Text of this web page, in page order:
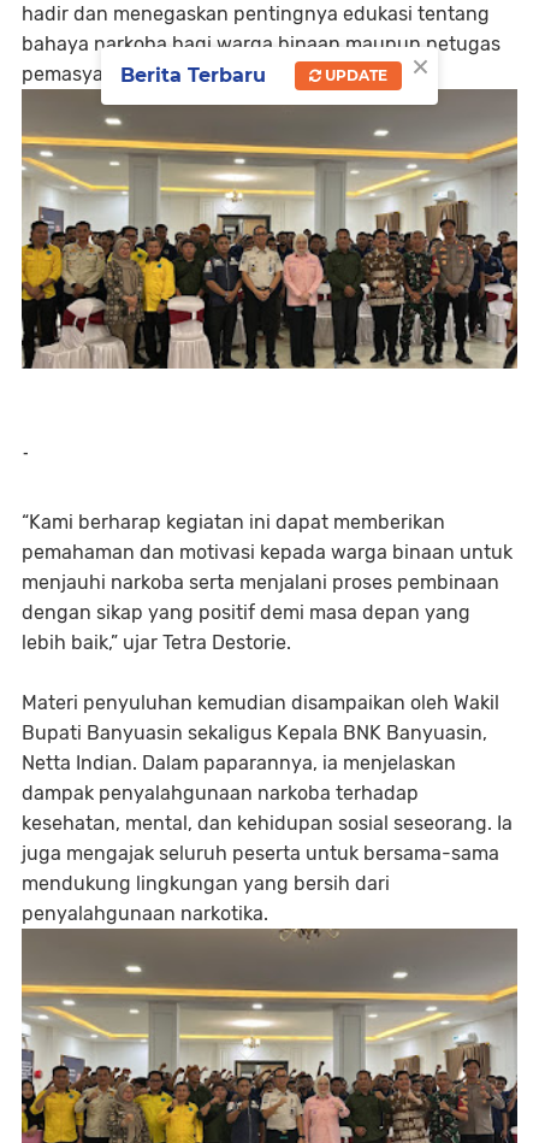
hadir dan menegaskan pentingnya edukasi tentang
bahaya narkoba bagi warga binaan maupun petugas
pemasyarakatan.
-
“Kami berharap kegiatan ini dapat memberikan
pemahaman dan motivasi kepada warga binaan untuk
menjauhi narkoba serta menjalani proses pembinaan
dengan sikap yang positif demi masa depan yang
lebih baik,” ujar Tetra Destorie.
Materi penyuluhan kemudian disampaikan oleh Wakil
Bupati Banyuasin sekaligus Kepala BNK Banyuasin,
Netta Indian. Dalam paparannya, ia menjelaskan
dampak penyalahgunaan narkoba terhadap
kesehatan, mental, dan kehidupan sosial seseorang. Ia
juga mengajak seluruh peserta untuk bersama-sama
mendukung lingkungan yang bersih dari
penyalahgunaan narkotika.
×
Berita Terbaru UPDATE